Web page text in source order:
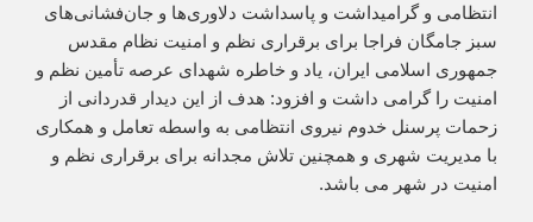
انتظامی و گرامیداشت و پاسداشت دلاوری‌ها و جان‌فشانی‌های
سبز جامگان فراجا برای برقراری نظم و امنیت نظام مقدس
جمهوری اسلامی ایران، یاد و خاطره شهدای عرصه تأمین نظم و
امنیت را گرامی داشت و افزود: هدف از این دیدار قدردانی از
زحمات پرسنل خدوم نیروی انتظامی به واسطه تعامل و همکاری
با مدیریت شهری و همچنین تلاش مجدانه برای برقراری نظم و
امنیت در شهر می باشد.